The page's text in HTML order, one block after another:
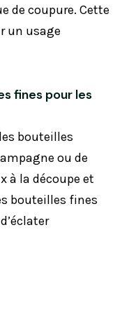
de coupure. Cette
un usage
fines pour les
bouteilles
ou de
à la découpe et
bouteilles fines